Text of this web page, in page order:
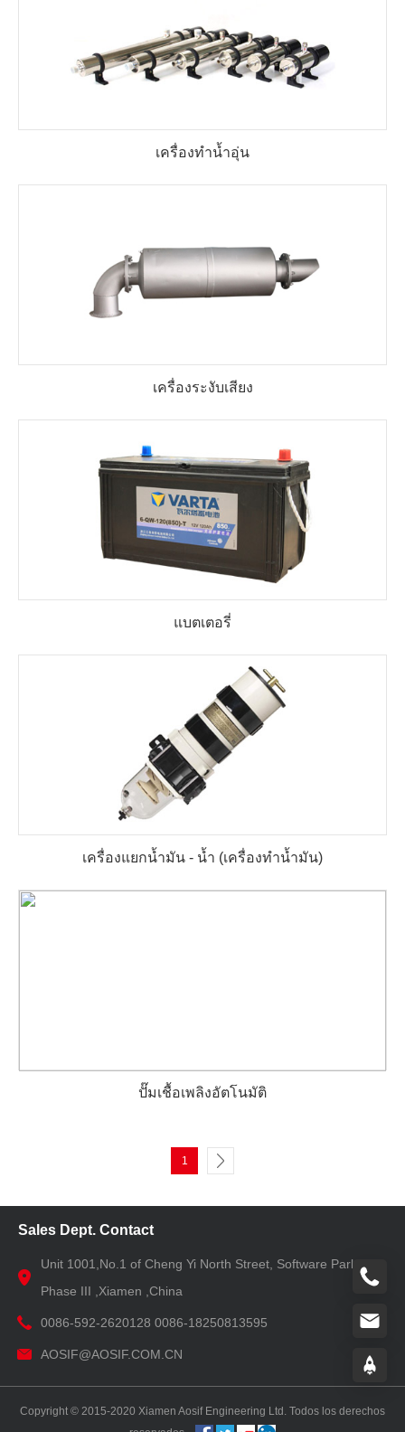
เครื่องทำน้ำอุ่น
เครื่องระงับเสียง
แบตเตอรี่
เครื่องแยกน้ำมัน - น้ำ (เครื่องทำน้ำมัน)
ปั๊มเชื้อเพลิงอัตโนมัติ
1
Sales Dept. Contact
Unit 1001,No.1 of Cheng Yi North Street, Software Park
Phase III ,Xiamen ,China
0086-592-2620128 0086-18250813595
AOSIF@AOSIF.COM.CN
Copyright © 2015-2020 Xiamen Aosif Engineering Ltd. Todos los derechos